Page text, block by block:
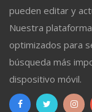
pueden editar y
Nuestra
optimizados para
búsqueda más
dispositivo móvil.